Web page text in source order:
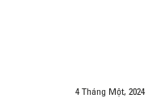
4 Tháng Một, 2024